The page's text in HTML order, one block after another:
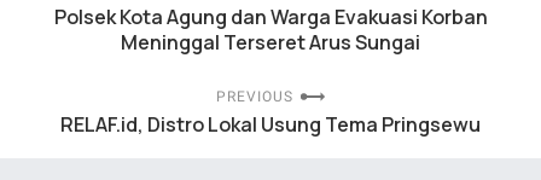
Polsek Kota Agung dan Warga Evakuasi Korban
Meninggal Terseret Arus Sungai
PREVIOUS
RELAF.id, Distro Lokal Usung Tema Pringsewu